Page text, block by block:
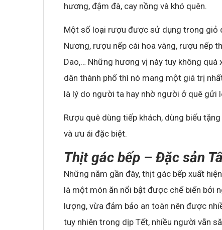
hương, đậm đà, cay nồng và khó quên.
Một số loại rượu được sử dụng trong giỏ
Nương, rượu nếp cái hoa vàng, rượu nếp
Dao,… Những hương vị này tuy không
dân thành phố thì nó mang một giá trị
là lý do người ta hay nhờ người ở quê gửi
Rượu quê dùng tiếp khách, dùng biếu
và ưu ái đặc biệt.
Thịt gác bếp – Đặc sản
Những năm gần đây, thịt gác bếp xuất
là một món ăn nổi bật được chế biến bởi
lượng, vừa đảm bảo an toàn nên được
tuy nhiên trong dịp Tết, nhiều người vẫn